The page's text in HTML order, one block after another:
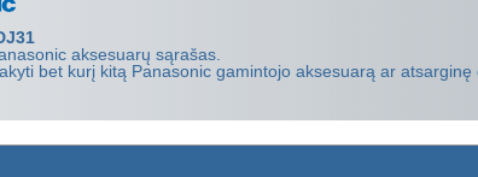
aksesuarų sąrašas.
bet kurį kitą Panasonic gamintojo aksesuarą ar atsarginę